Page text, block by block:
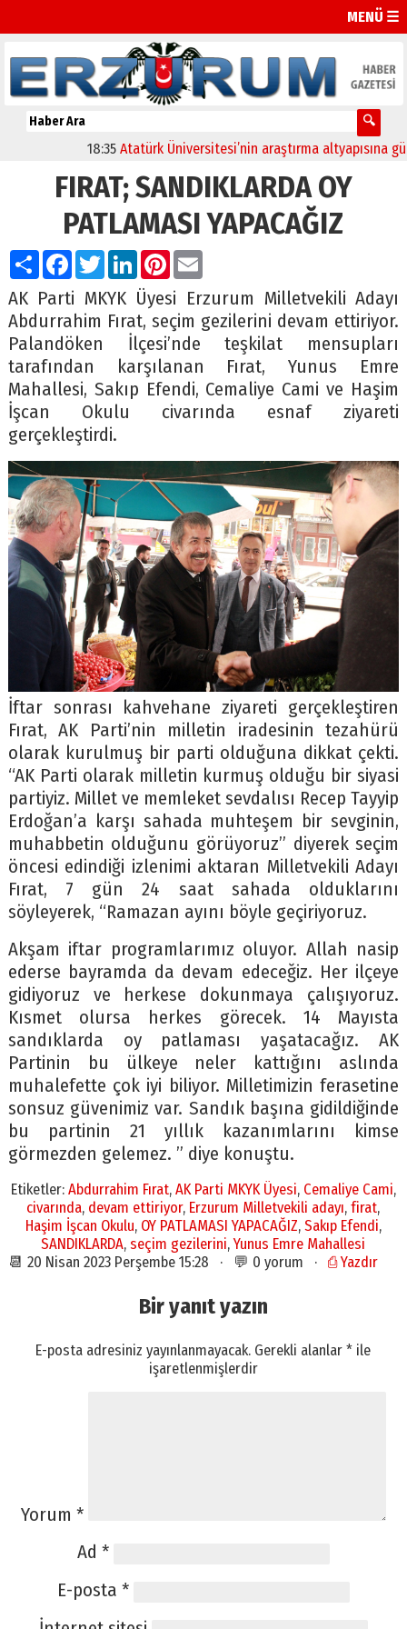
MENÜ ☰
Atatürk Üniversitesi’nin araştırma altyapısına güçlü
FIRAT; SANDIKLARDA OY
PATLAMASI YAPACAĞIZ
PaylaşFacebook
TwitterLinkedIn
Pinterest
Email
AK Parti MKYK Üyesi Erzurum Milletvekili Adayı
Abdurrahim Fırat, seçim gezilerini devam ettiriyor.
Palandöken İlçesi’nde teşkilat mensupları
tarafından karşılanan Fırat, Yunus Emre
Mahallesi, Sakıp Efendi, Cemaliye Cami ve Haşim
İşcan Okulu civarında esnaf ziyareti
gerçekleştirdi.
İftar sonrası kahvehane ziyareti gerçekleştiren
Fırat, AK Parti’nin milletin iradesinin tezahürü
olarak kurulmuş bir parti olduğuna dikkat çekti.
“AK Parti olarak milletin kurmuş olduğu bir siyasi
partiyiz. Millet ve memleket sevdalısı Recep Tayyip
Erdoğan’a karşı sahada muhteşem bir sevginin,
muhabbetin olduğunu görüyoruz” diyerek seçim
öncesi edindiği izlenimi aktaran Milletvekili Adayı
Fırat, 7 gün 24 saat sahada olduklarını
söyleyerek, “Ramazan ayını böyle geçiriyoruz.
Akşam iftar programlarımız oluyor. Allah nasip
ederse bayramda da devam edeceğiz. Her ilçeye
gidiyoruz ve herkese dokunmaya çalışıyoruz.
Kısmet olursa herkes görecek. 14 Mayısta
sandıklarda oy patlaması yaşatacağız. AK
Partinin bu ülkeye neler kattığını aslında
muhalefette çok iyi biliyor. Milletimizin ferasetine
sonsuz güvenimiz var. Sandık başına gidildiğinde
bu partinin 21 yıllık kazanımlarını kimse
görmezden gelemez. ” diye konuştu.
Etiketler: Abdurrahim Fırat, AK Parti MKYK Üyesi, Cemaliye Cami,
civarında, devam ettiriyor, Erzurum Milletvekili adayı,firat,
Haşim İşcan Okulu, OY PATLAMASI YAPACAĞIZ, Sakıp Efendi,
SANDIKLARDA,seçim gezilerini,Yunus Emre Mahallesi
📆 20 Nisan 2023 Perşembe 15:28 · 💬 0 yorum · ⎙ Yazdır
Bir yanıt yazın
E-posta adresiniz yayınlanmayacak. Gerekli alanlar* ile
işaretlenmişlerdir
Yorum *
Ad *
E-posta *